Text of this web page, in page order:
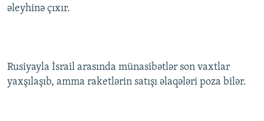
əleyhinə çıxır.
Rusiyayla İsrail arasında münasibətlər son vaxtlar
yaxşılaşıb, amma raketlərin satışı əlaqələri poza bilər.